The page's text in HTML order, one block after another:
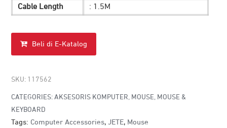
Cable Length
: 1.5M
Beli di E-Katalog
SKU: 117562
CATEGORIES: AKSESORIS KOMPUTER MOUSE MOUSE &
KEYBOARD
Tags: Computer Accessories, JETE, Mouse